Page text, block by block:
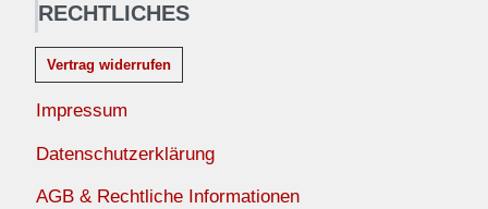
RECHTLICHES
Vertrag widerrufen
Impressum
Datenschutzerklärung
AGB & Rechtliche Informationen